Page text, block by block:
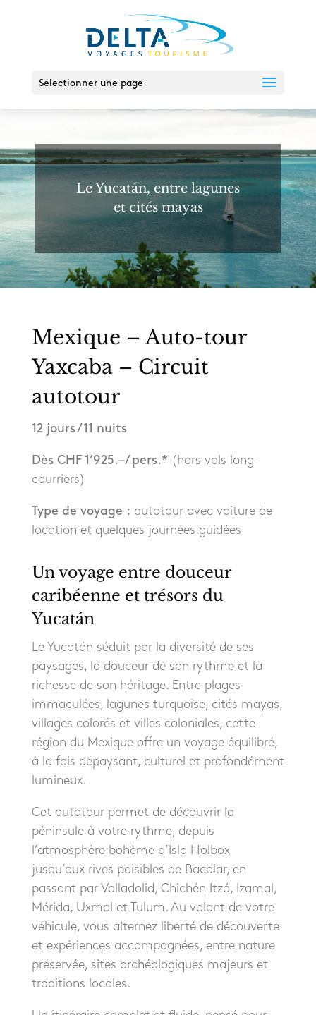
Sélectionner une page
Le Yucatán, entre lagunes
et cités mayas
Mexique – Auto-tour
Yaxcaba – Circuit
autotour
12 jours / 11 nuits
Dès CHF 1’925.– / pers.* (hors vols long-
courriers)
Type de voyage : autotour avec voiture de
location et quelques journées guidées
Un voyage entre douceur
caribéenne et trésors du
Yucatán
Le Yucatán séduit par la diversité de ses
paysages, la douceur de son rythme et la
richesse de son héritage. Entre plages
immaculées, lagunes turquoise, cités mayas,
villages colorés et villes coloniales, cette
région du Mexique offre un voyage équilibré,
à la fois dépaysant, culturel et profondément
lumineux.
Cet autotour permet de découvrir la
péninsule à votre rythme, depuis
l’atmosphère bohème d’Isla Holbox
jusqu’aux rives paisibles de Bacalar, en
passant par Valladolid, Chichén Itzá, Izamal,
Mérida, Uxmal et Tulum. Au volant de votre
véhicule, vous alternez liberté de découverte
et expériences accompagnées, entre nature
préservée, sites archéologiques majeurs et
traditions locales.